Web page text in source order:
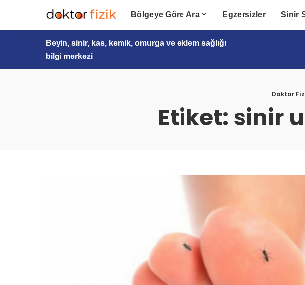
Bölgeye Göre Ara Egzersizler Sinir
Beyin, sinir, kas, kemik, omurga ve eklem sağlığı
bilgi merkezi
Doktor
Etiket: sinir